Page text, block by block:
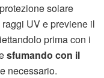
solare
UV e previene il
prima con i
sfumando con il
necessario.